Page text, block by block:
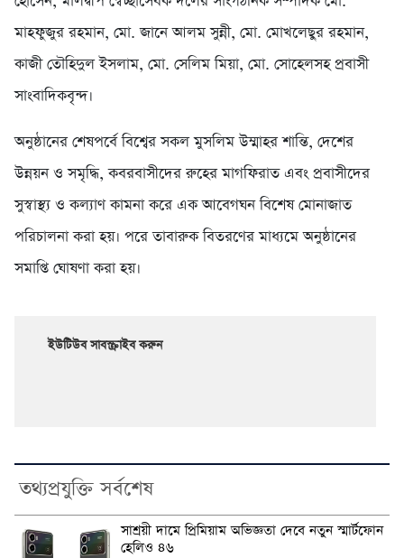
মাহফুজুর রহমান, মো. জানে আলম সুন্নী, মো. মোখলেছুর রহমান,
কাজী তৌহিদুল ইসলাম, মো. সেলিম মিয়া, মো. সোহেলসহ প্রবাসী
সাংবাদিকবৃন্দ।
অনুষ্ঠানের শেষপর্বে বিশ্বের সকল মুসলিম উম্মাহর শান্তি, দেশের
উন্নয়ন ও সমৃদ্ধি, কবরবাসীদের রুহের মাগফিরাত এবং প্রবাসীদের
সুস্বাস্থ্য ও কল্যাণ কামনা করে এক আবেগঘন বিশেষ মোনাজাত
পরিচালনা করা হয়। পরে তাবারুক বিতরণের মাধ্যমে অনুষ্ঠানের
সমাপ্তি ঘোষণা করা হয়।
ইউটিউব সাবস্ক্রাইব করুন
তথ্যপ্রযুক্তি সর্বশেষ
সাশ্রয়ী দামে প্রিমিয়াম অভিজ্ঞতা দেবে নতুন স্মার্টফোন
হেলিও ৪৬